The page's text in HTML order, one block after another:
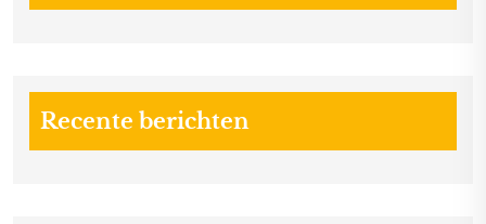
Recente berichten